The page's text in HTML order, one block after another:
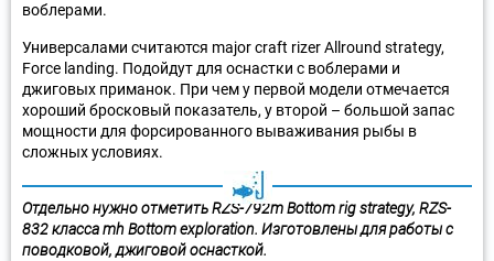
воблерами.
Универсалами считаются major craft rizer Allround strategy,
Force landing. Подойдут для оснастки с воблерами и
джиговых приманок. При чем у первой модели отмечается
хороший бросковый показатель, у второй – большой запас
мощности для форсированного вываживания рыбы в
сложных условиях.
Отдельно нужно отметить RZS-792m Bottom rig strategy, RZS-
832 класса mh Bottom exploration. Изготовлены для работы с
поводковой, джиговой оснасткой.